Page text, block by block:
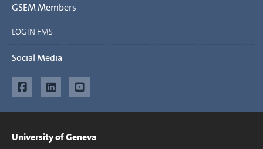
GSEM Members
LOGIN FMS
Social Media
University of Geneva